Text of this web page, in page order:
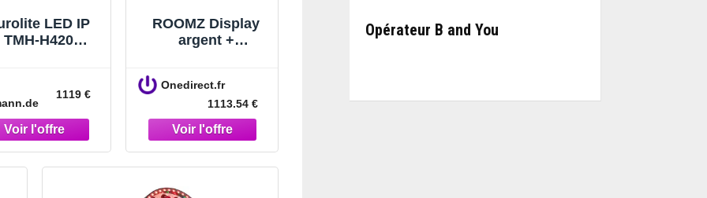
LED IP
TMH-H420
1119 €
ROOMZ Display
argent +
Tablette
d'affichage sans-fil
pour connaître à
tout moment la
disponibilité de
vos salles de
réunion.
Onedirect.fr
1113.54 €
Opérateur B and You